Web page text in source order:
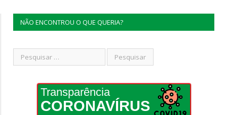
NÃO ENCONTROU O QUE QUERIA?
Transparência
CORONAVÍRUS